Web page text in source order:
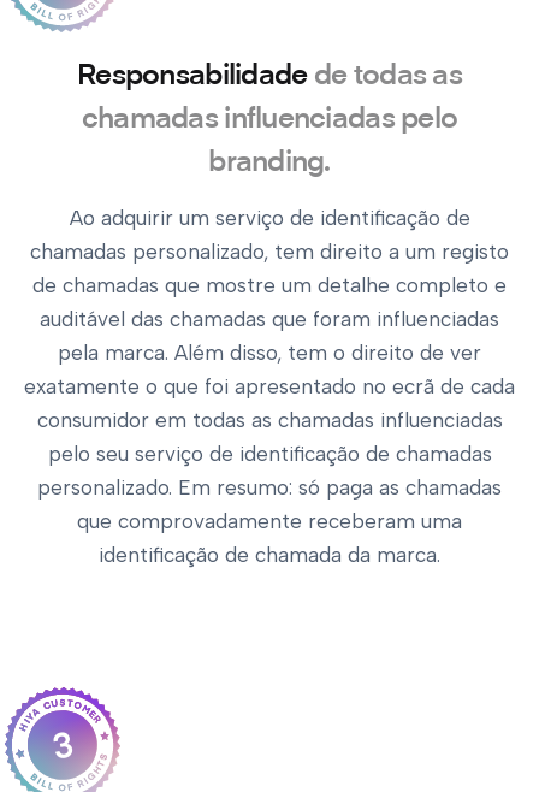
Responsabilidadede todas as
chamadas influenciadas pelo
branding.
Ao adquirir um serviço de identificação de
chamadas personalizado, tem direito a um registo
de chamadas que mostre um detalhe completo e
auditável das chamadas que foram influenciadas
pela marca. Além disso, tem o direito de ver
exatamente o que foi apresentado no ecrã de cada
consumidor em todas as chamadas influenciadas
pelo seu serviço de identificação de chamadas
personalizado. Em resumo: só paga as chamadas
que comprovadamente receberam uma
identificação de chamada da marca.
3